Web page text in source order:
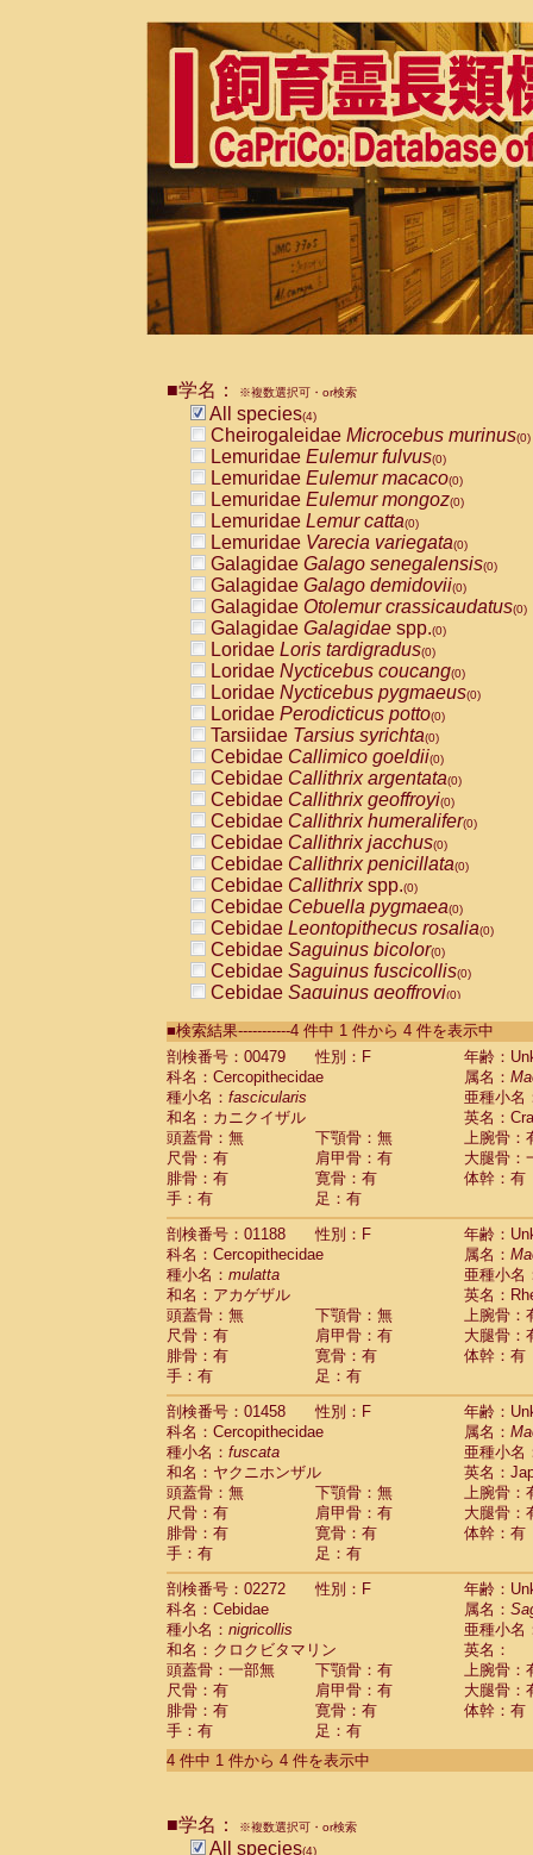
■学名： ※複数選択可・or検索
All species(4)
Cheirogaleidae Microcebus murinus(0)
Lemuridae Eulemur fulvus(0)
Lemuridae Eulemur macaco(0)
Lemuridae Eulemur mongoz(0)
Lemuridae Lemur catta(0)
Lemuridae Varecia variegata(0)
Galagidae Galago senegalensis(0)
Galagidae Galago demidovii(0)
Galagidae Otolemur crassicaudatus(0)
Galagidae Galagidae spp.(0)
Loridae Loris tardigradus(0)
Loridae Nycticebus coucang(0)
Loridae Nycticebus pygmaeus(0)
Loridae Perodicticus potto(0)
Tarsiidae Tarsius syrichta(0)
Cebidae Callimico goeldii(0)
Cebidae Callithrix argentata(0)
Cebidae Callithrix geoffroyi(0)
Cebidae Callithrix humeralifer(0)
Cebidae Callithrix jacchus(0)
Cebidae Callithrix penicillata(0)
Cebidae Callithrixspp.(0)
Cebidae Cebuella pygmaea(0)
Cebidae Leontopithecus rosalia(0)
Cebidae Saguinus bicolor(0)
Cebidae Saguinus fuscicollis(0)
Cebidae Saguinus geoffroyi(0)
CebidaeSaguinus labiatus(0)
Cebidae Saguinus leucopus (0)
CebidaeSaguinus midas
CebidaeSaguinus mystax
CebidaeSaguinus nigricollis (1)
Cebidae Saguinus oedipus
Cebidae Saguinus weddelli
Cebidae Saguinusspp.
Cebidae Aotus trivirgatus
Cebidae Cebus albifrons
CebidaeCebus apella
Cebidae
CebidaeCebus nigrivittatus
Cebidae Cebusspp.(0)
Cebidae Saimiri boliviensis
Cebidae Saimiri sciureus
Atelidae Alouatta caraya
AtelidaeAlouatta fusca
AtelidaeAlouatta seniculus
AtelidaeAlouatta
Atelidae Ateles belzebuth
Atelidae Ateles geoffroyi
Atelidae Ateles paniscus
Atelidae Atelesspp.
Atelidae Lagothrix lagothricha
AtelidaeLagothrix lagothricha cana(0)
Pitheciidae
Cacajao calvus
Pitheciidae
Callicebus cupreus(0)
Pitheciidae Callicebus donacophilus(0)
PitheciidaeCallicebus moloch(0)
Pitheciidae Callicebus torquatus(0)
Pitheciidae Callicebus
Pitheciidae Chiropotes satanas
Pitheciidae Pithecia monachus
PitheciidaePithecia pithecia
CercopithecidaeCercocebus
Cercopithecidae
■検索結果-----------4 件中 1 件から 4 件を表示中
剖検番号：00479
性別：F
年齢：
科名：Cercopithecidae
属名：
種小名： fascicularis
亜種小名
和名：カニクイザル
英名：
頭蓋骨：無
下顎骨：無
上腕骨：
尺骨：有
肩甲骨：有
大腿骨：
腓骨：有
寛骨：有
体幹：有
手：有
足：有
剖検番号：01188
性別：F
年齢：
科名：Cercopithecidae
属名：
種小名： mulatta
亜種小名
和名：アカゲザル
英名：
頭蓋骨：無
下顎骨：無
上腕骨：
尺骨：有
肩甲骨：有
大腿骨：
腓骨：有
寛骨：有
体幹：有
手：有
足：有
剖検番号：01458
性別：F
年齢：
科名：Cercopithecidae
属名：
種小名： fuscata
亜種小名
和名：ヤクニホンザル
英名：
頭蓋骨：無
下顎骨：無
上腕骨：
尺骨：有
肩甲骨：有
大腿骨：
腓骨：有
寛骨：有
体幹：有
手：有
足：有
剖検番号：02272
性別：F
年齢：
科名：Cebidae
属名：
種小名： nigricollis
亜種小名
和名：クロクビタマリン
英名：
頭蓋骨：一部無
下顎骨：有
上腕骨：
尺骨：有
肩甲骨：有
大腿骨：
腓骨：有
寛骨：有
体幹：有
手：有
足：有
4 件中 1 件から 4 件を表示中
■学名： ※複数選択可・or検索
All species(4)